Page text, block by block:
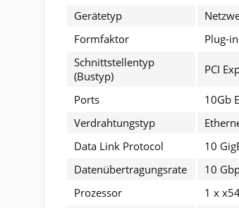
Gerätetyp
Formfaktor
Plug-
Schnittstellentyp
(Bustyp)
PCI
Ports
10Gb
Verdrahtungstyp
Data Link Protocol
10
Datenübertragungsrate
10
Prozessor
1 x